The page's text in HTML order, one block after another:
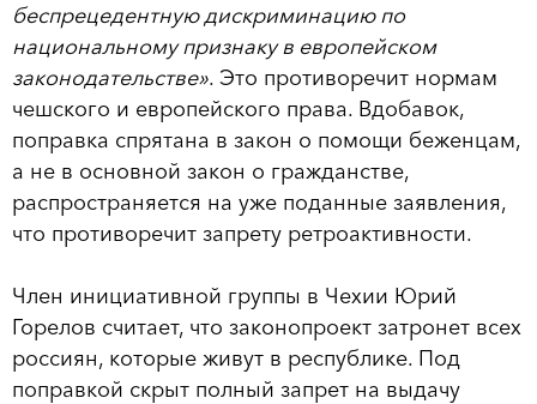
беспрецедентную дискриминацию по
национальному признаку в европейском
законодательстве». Это противоречит нормам
чешского и европейского права. Вдобавок,
поправка спрятана в закон о помощи беженцам,
а не в основной закон о гражданстве,
распространяется на уже поданные заявления,
что противоречит запрету ретроактивности.
Член инициативной группы в Чехии Юрий
Горелов считает, что законопроект затронет всех
россиян, которые живут в республике. Под
поправкой скрыт полный запрет на выдачу